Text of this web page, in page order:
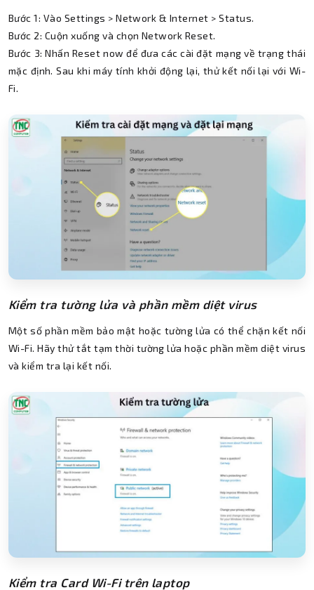
Bước 1: Vào Settings > Network & Internet > Status.
Bước 2: Cuộn xuống và chọn Network Reset.
Bước 3: Nhấn Reset now để đưa các cài đặt mạng về trạng thái
mặc định. Sau khi máy tính khởi động lại, thử kết nối lại với Wi-
Fi.
Kiểm tra tường lửa và phần mềm diệt virus
Một số phần mềm bảo mật hoặc tường lửa có thể chặn kết nối
Wi-Fi. Hãy thử tắt tạm thời tường lửa hoặc phần mềm diệt virus
và kiểm tra lại kết nối.
Kiểm tra Card Wi-Fi trên laptop